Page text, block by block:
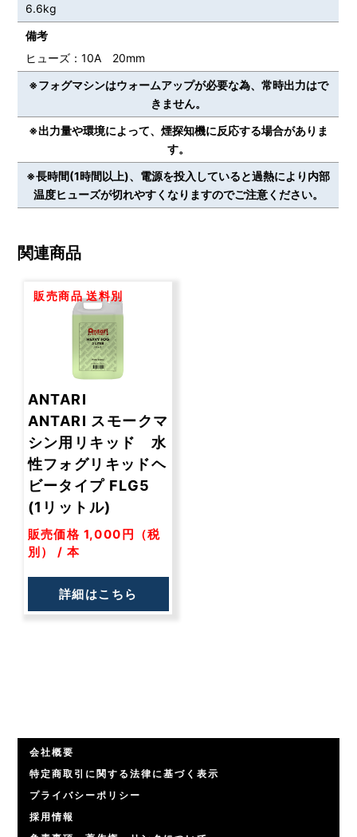
6.6kg
備考
ヒューズ：10A 20mm
※フォグマシンはウォームアップが必要な為、常時出力はで
きません。
※出力量や環境によって、煙探知機に反応する場合がありま
す。
※長時間(1時間以上)、電源を投入していると過熱により内部
温度ヒューズが切れやすくなりますのでご注意ください。
関連商品
販売商品 送料別
ANTARI
ANTARI スモークマ
シン用リキッド 水
性フォグリキッドヘ
ビータイプ FLG5
(1リットル)
販売価格 1,000円（税
別） / 本
詳細はこちら
会社概要
特定商取引に関する法律に基づく表示
プライバシーポリシー
採用情報